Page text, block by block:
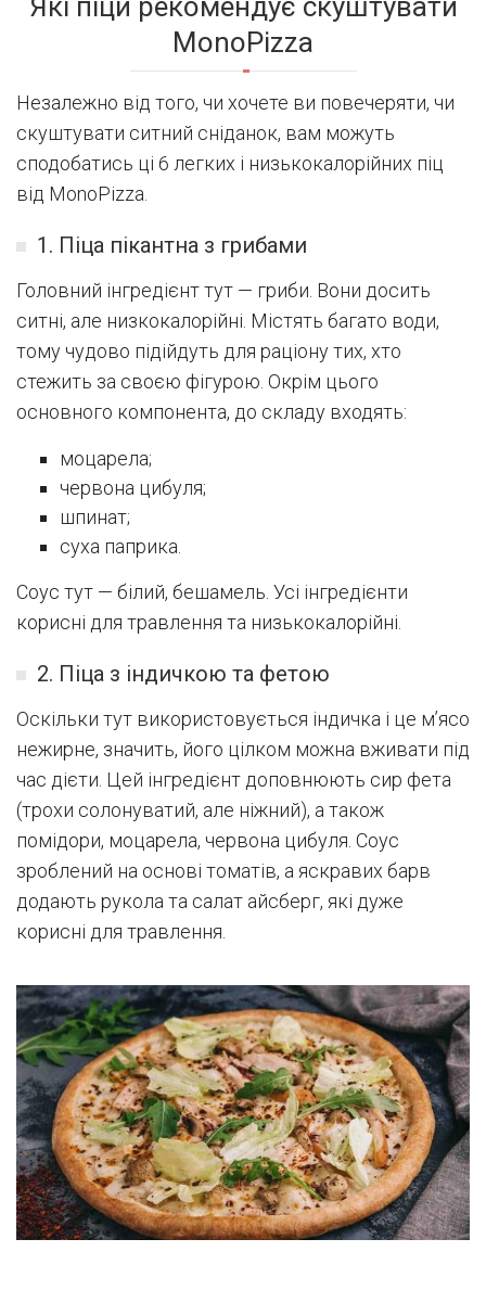
Які піци рекомендує скуштувати
MonoPizza
Незалежно від того, чи хочете ви повечеряти, чи
скуштувати ситний сніданок, вам можуть
сподобатись ці 6 легких і низькокалорійних піц
від MonoPizza.
1. Піца пікантна з грибами
Головний інгредієнт тут — гриби. Вони досить
ситні, але низкокалорійні. Містять багато води,
тому чудово підійдуть для раціону тих, хто
стежить за своєю фігурою. Окрім цього
основного компонента, до складу входять:
моцарела;
червона цибуля;
шпинат;
суха паприка.
Соус тут — білий, бешамель. Усі інгредієнти
корисні для травлення та низькокалорійні.
2. Піца з індичкою та фетою
Оскільки тут використовується індичка і це м’ясо
нежирне, значить, його цілком можна вживати під
час дієти. Цей інгредієнт доповнюють сир фета
(трохи солонуватий, але ніжний), а також
помідори, моцарела, червона цибуля. Соус
зроблений на основі томатів, а яскравих барв
додають рукола та салат айсберг, які дуже
корисні для травлення.